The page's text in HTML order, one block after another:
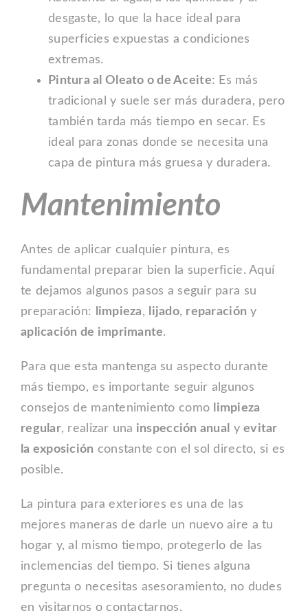
desgaste, lo que la hace ideal para
superficies expuestas a condiciones
extremas.
Pintura al Oleato o de Aceite: Es más
tradicional y suele ser más duradera, pero
también tarda más tiempo en secar. Es
ideal para zonas donde se necesita una
capa de pintura más gruesa y duradera.
Mantenimiento
Antes de aplicar cualquier pintura, es
fundamental preparar bien la superficie. Aquí
te dejamos algunos pasos a seguir para su
preparación:
limpieza, lijado, reparación y
aplicación de imprimante.
Para que esta mantenga su aspecto durante
más tiempo, es importante seguir algunos
consejos de mantenimiento como
limpieza
regular, realizar una inspección anual yevitar
la exposición constante con el sol directo, si es
posible.
La pintura para exteriores es una de las
mejores maneras de darle un nuevo aire a tu
hogar y, al mismo tiempo, protegerlo de las
inclemencias del tiempo. Si tienes alguna
pregunta o necesitas asesoramiento, no dudes
en visitarnos o contactarnos.